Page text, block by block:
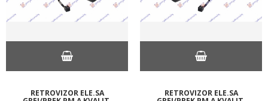
RETROVIZOR ELE.SA RETROVIZOR ELE.SA